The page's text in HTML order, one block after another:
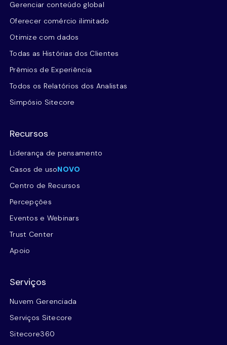
Gerenciar conteúdo global
Oferecer comércio ilimitado
Otimize com dados
Todas as Histórias dos Clientes
Prêmios de Experiência
Todos os Relatórios dos Analistas
Simpósio Sitecore
Recursos
Liderança de pensamento
Casos de usoNOVO
Centro de Recursos
Percepções
Eventos e Webinars
Trust Center
Apoio
Serviços
Nuvem Gerenciada
Serviços Sitecore
Sitecore360